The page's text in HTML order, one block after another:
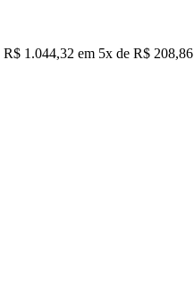
R$ 1.044,32 em 5x de R$ 208,86